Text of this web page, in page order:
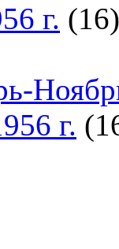
г. (16)
г.